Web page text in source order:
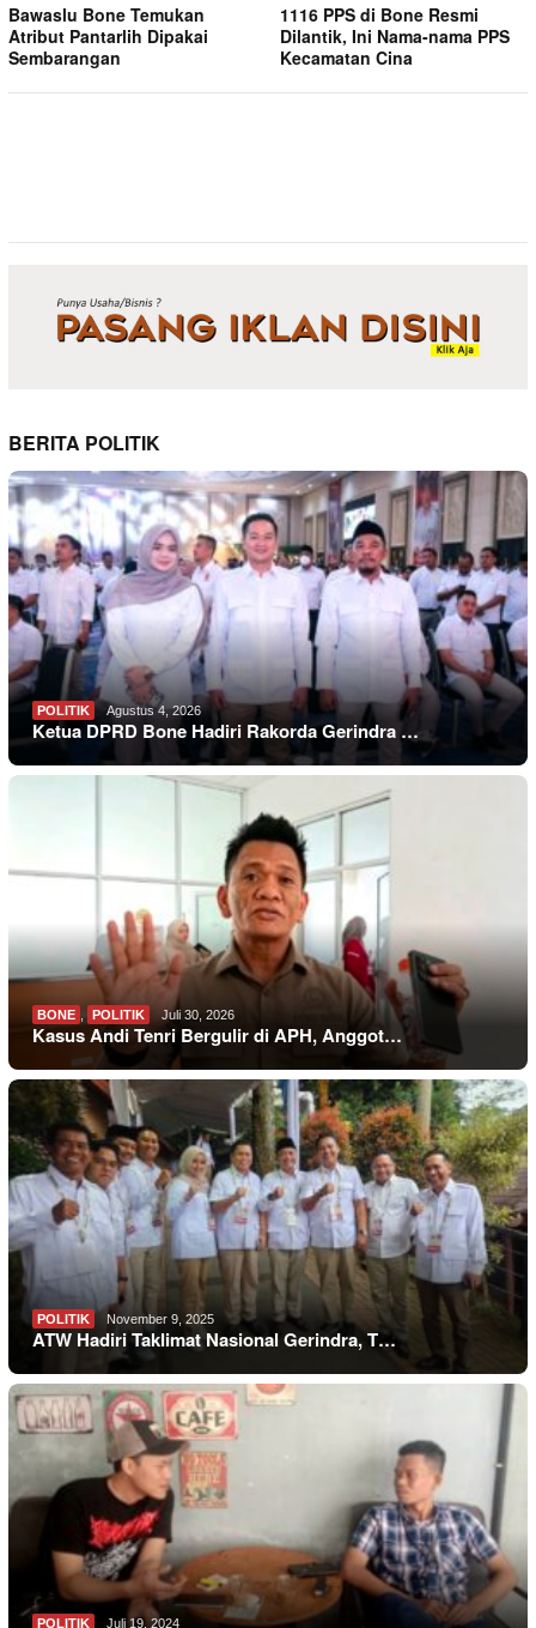
Bawaslu Bone Temukan
Atribut Pantarlih Dipakai
Sembarangan
1116 PPS di Bone Resmi
Dilantik, Ini Nama-nama PPS
Kecamatan Cina
BERITA POLITIK
POLITIK Agustus 4, 2026
Ketua DPRD Bone Hadiri Rakorda Gerindra …
BONE POLITIK Juli 30, 2026
Kasus Andi Tenri Bergulir di APH, Anggot…
POLITIK November 9, 2025
ATW Hadiri Taklimat Nasional Gerindra, T…
POLITIK Juli 19, 2024